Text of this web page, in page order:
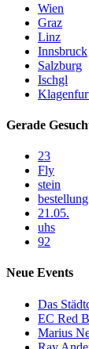
Wien
Graz
Linz
Innsbruck
Salzburg
Ischgl
Gerade
23
Fly
stein
bestellung
21.05.
uhs
92
Neue Events
Das
EC Red
Marius